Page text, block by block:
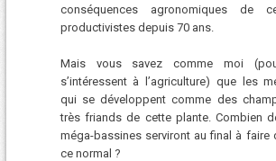
conséquences agronomiques de
productivistes depuis 70 ans.
Mais vous savez comme moi
s’intéressent à l’agriculture) que les
qui se développent comme des
très friands de cette plante. Combien
méga-bassines serviront au final à faire
ce normal ?